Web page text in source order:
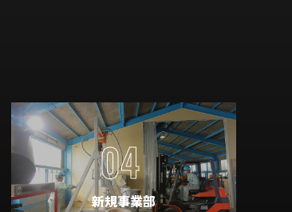
04
新規事業部